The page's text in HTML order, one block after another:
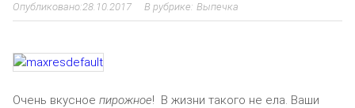
28.10.2017 Выпечка
Очень вкусное пирожное! В жизни такого не ела. Ваши